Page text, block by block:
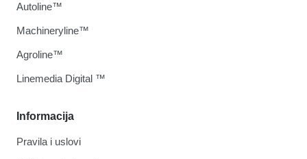
Informacija
Pravila i uslovi
Autoline™
Machineryline™
Agroline™
Linemedia Digital ™